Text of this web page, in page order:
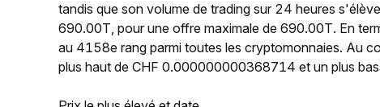
tandis que son volume de trading sur 24 heures
690.00T, pour une offre maximale de 690.00T. En
au 4158e rang parmi toutes les cryptomonnaies. Au
plus haut de CHF 0.000000000368714 et un plus